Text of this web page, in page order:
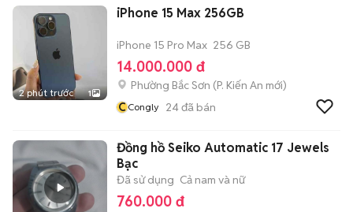
2 phút trước 1
iPhone 15 Max 256GB
iPhone 15 Pro Max 256 GB
14.000.000 đ
Phường Bắc Sơn (P. Kiến An mới)
CCongly 24đã bán
Đồng hồ Seiko Automatic 17 Jewels
Bạc
Đã sử dụng Cả nam và nữ
760.000 đ